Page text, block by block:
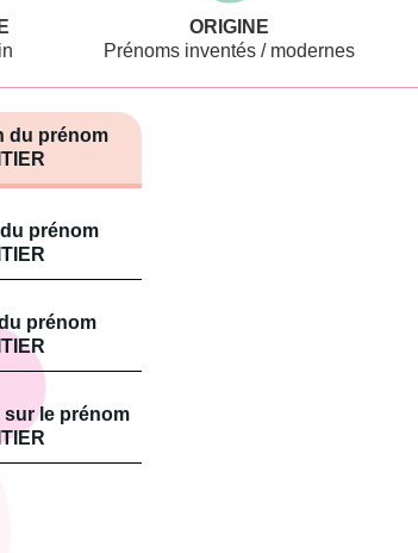
ORIGINE
Prénoms inventés / modernes
du prénom
prénom
prénom
le prénom